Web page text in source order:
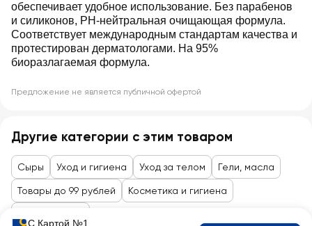
обеспечивает удобное использование. Без парабенов
и силиконов, PH-нейтральная очищающая формула.
Соответствует международным стандартам качества и
протестирован дерматологами. На 95%
биоразлагаемая формула.
Предложение не является публичной офертой
Другие категории с этим товаром
Сыры Уход и гигиена Уход за телом Гели, масла
Товары до 99 рублей Косметика и гигиена
С Картой №1